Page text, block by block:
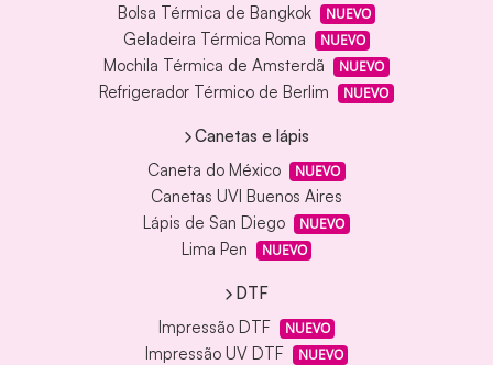
Bolsa Térmica de Bangkok
NUEVO
Geladeira Térmica Roma NUEVO
Mochila Térmica de Amsterdã NUEVO
Refrigerador Térmico de Berlim NUEVO
Canetas e lápis
Caneta do México
NUEVO
Canetas UVI Buenos Aires
Lápis de San Diego
NUEVO
Lima Pen NUEVO
DTF
Impressão DTF
NUEVO
Impressão UV DTF NUEVO